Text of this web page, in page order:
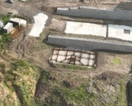
Sistem Modu
Sistem modunu